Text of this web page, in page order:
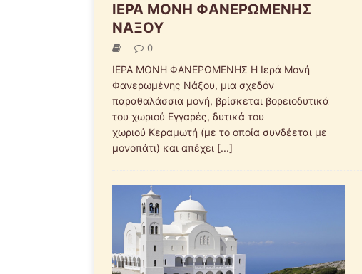
ΙΕΡΑ ΜΟΝΗ ΦΑΝΕΡΩΜΕΝΗΣ
ΝΑΞΟΥ
0
ΙΕΡΑ ΜΟΝΗ ΦΑΝΕΡΩΜΕΝΗΣ Η Ιερά Μονή
Φανερωμένης Νάξου, μια σχεδόν
παραθαλάσσια μονή, βρίσκεται βορειοδυτικά
του χωριού Εγγαρές, δυτικά του
χωριού Κεραμωτή (με το οποία συνδέεται με
μονοπάτι) και απέχει [...]